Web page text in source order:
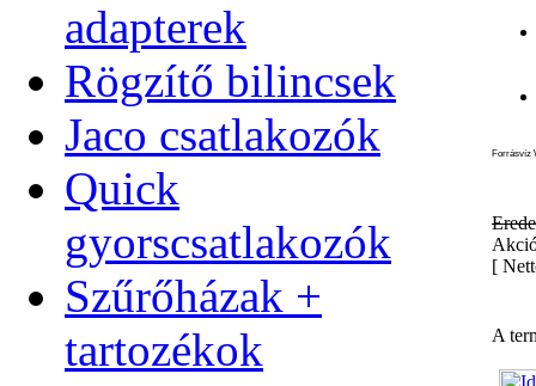
adapterek
Rögzítő bilincsek
Jaco csatlakozók
Quick
gyorscsatlakozók
Szűrőházak +
tartozékok
Forrásvíz
[
A